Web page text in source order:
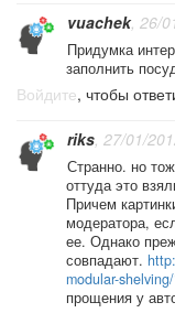
vuachek, 26/
Придумка
заполнить
Войдите, чтобы
riks, 27/01/
Странно. но
оттуда это
Причем
модератора,
ее. Однако
совпадают.
modular-
прощения у